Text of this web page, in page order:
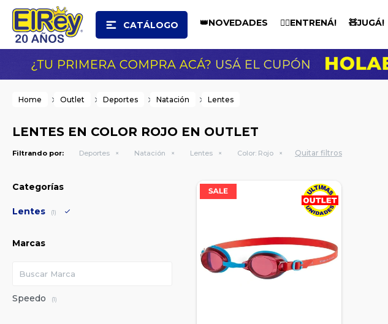
CATÁLOGO 👑NOVEDADES 🏋️‍♂️ENTRENÁ! 🧸JUGÁ!
Home Outlet Deportes Natación Lentes
LENTES EN COLOR ROJO EN OUTLET
Filtrando por: Deportes Natación Lentes Color: Rojo Quitar filtros
Categorías
Lentes (1)
Marcas
Speedo (1)